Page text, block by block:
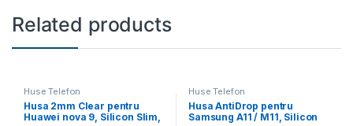
Related products
Huse Telefon
Husa 2mm Clear pentru
Huawei nova 9, Silicon Slim,
Huse Telefon
Husa AntiDrop pentru
Samsung A11 / M11, Silicon